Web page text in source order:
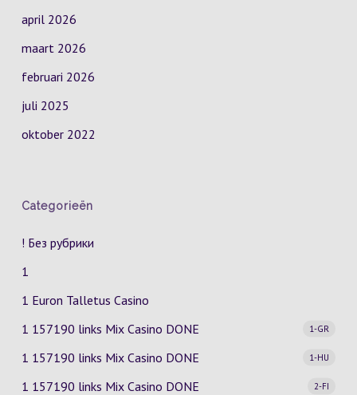
april 2026
maart 2026
februari 2026
juli 2025
oktober 2022
Categorieën
! Без рубрики
1
1 Euron Talletus Casino
1 157190 links Mix Casino
1-GR
DONE
1 157190 links Mix Casino
1-HU
DONE
1 157190 links Mix Casino
2-FI
DONE